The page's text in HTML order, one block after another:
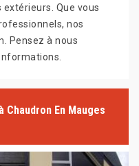
Que vous
nos
Pensez à nous
Chaudron En Mauges